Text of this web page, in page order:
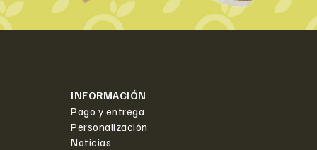
INFORMACIÓN
Pago y entrega
Personalización
Noticias